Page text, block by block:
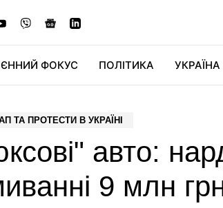
ФОКУС ПОЛІТИКА УКРАЇНА
ТА ПРОТЕСТИ В УКРАЇНІ
авто:
9 млн